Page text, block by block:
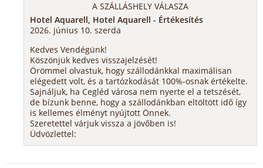
A SZÁLLÁSHELY VÁLASZA
Hotel Aquarell, Hotel Aquarell - Értékesítés
2026. június 10. szerda
Kedves Vendégünk!
Köszönjük kedves visszajelzését!
Örömmel olvastuk, hogy szállodánkkal maximálisan
elégedett volt, és a tartózkodását 100%-osnak értékelte.
Sajnáljuk, ha Cegléd városa nem nyerte el a tetszését,
de bízunk benne, hogy a szállodánkban eltöltött idő így
is kellemes élményt nyújtott Önnek.
Szeretettel várjuk vissza a jövőben is!
Üdvözlettel: